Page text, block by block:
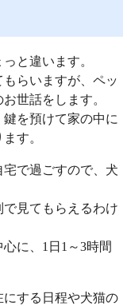
と違います。
らいますが、ペッ
世話をします。
を預けて家の中に
す。
で過ごすので、犬
見てもらえるわけ
に、1日1～3時間
する日程や犬猫の